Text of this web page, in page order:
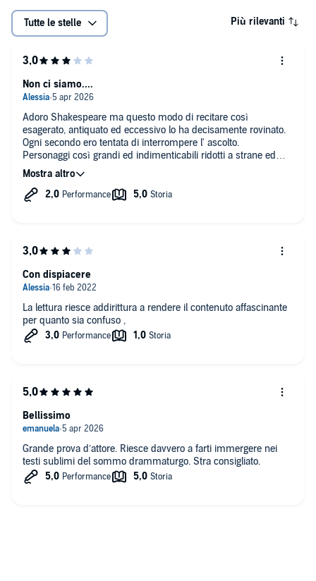
Tutte le stelle Più rilevanti
Adoro Shakespeare ma questo modo di recitare così
esagerato, antiquato ed eccessivo lo ha decisamente rovinato.
Ogni secondo ero tentata di interrompere l' ascolto.
Personaggi così grandi ed indimenticabili ridotti a strane ed
inverosimili caricature.
Meglio tornare alla lettura del Bardo, se l' ascolto deve essere
così penoso.
Non ci siamo....
La lettura riesce addirittura a rendere il contenuto affascinante
per quanto sia confuso ,
Con dispiacere
Grande prova d’attore. Riesce davvero a farti immergere nei
testi sublimi del sommo drammaturgo. Stra consigliato.
Bellissimo